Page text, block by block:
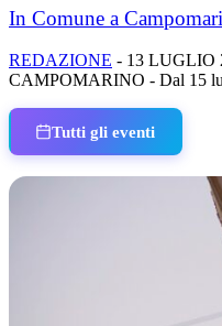
In Comune a
REDAZIONE - 13 LUGLIO
CAMPOMARINO - Dal 15
Tutti gli eventi